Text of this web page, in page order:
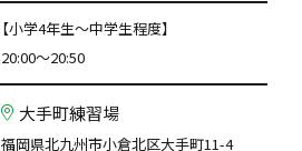
【小学4年生～中学生程度】
20:00～20:50
大手町練習場
福岡県北九州市小倉北区大手町11-4